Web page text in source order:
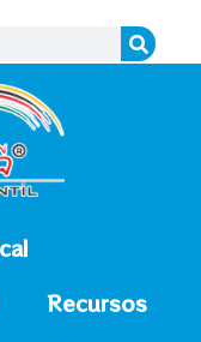
Recursos